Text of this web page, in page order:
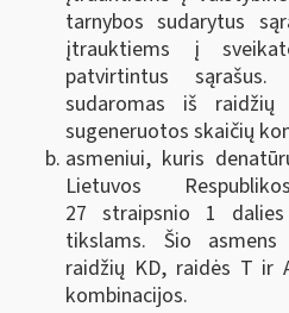
tarnybos sudarytus
įtrauktiems į
patvirtintus
sudaromas iš
sugeneruotos skaičių
asmeniui, kuris
Lietuvos
27 straipsnio 1
tikslams. Šio
raidžių KD, raidės T ir
kombinacijos.